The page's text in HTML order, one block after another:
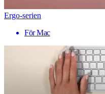
Ergo-serien
För Mac